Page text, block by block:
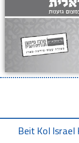
Beit Kol Israel